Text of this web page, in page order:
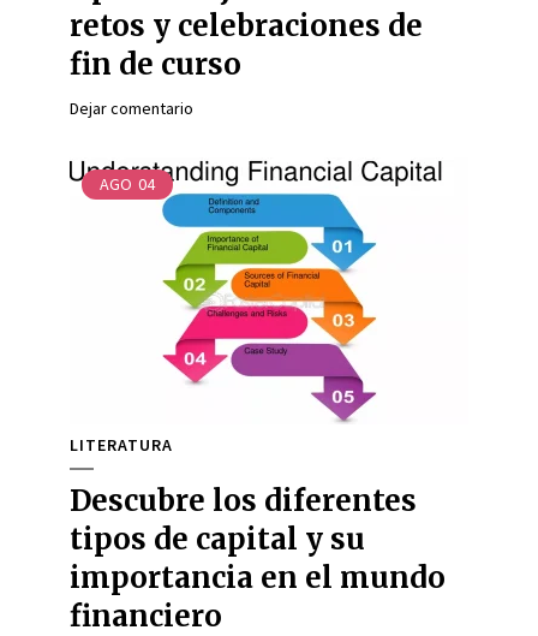
retos y celebraciones de
fin de curso
Dejar comentario
AGO 04
LITERATURA
Descubre los diferentes
tipos de capital y su
importancia en el mundo
financiero